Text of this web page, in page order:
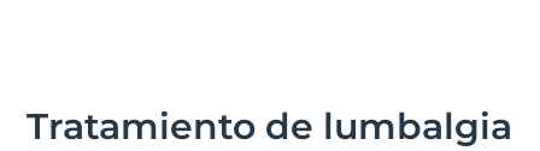
Tratamiento de lumbalgia